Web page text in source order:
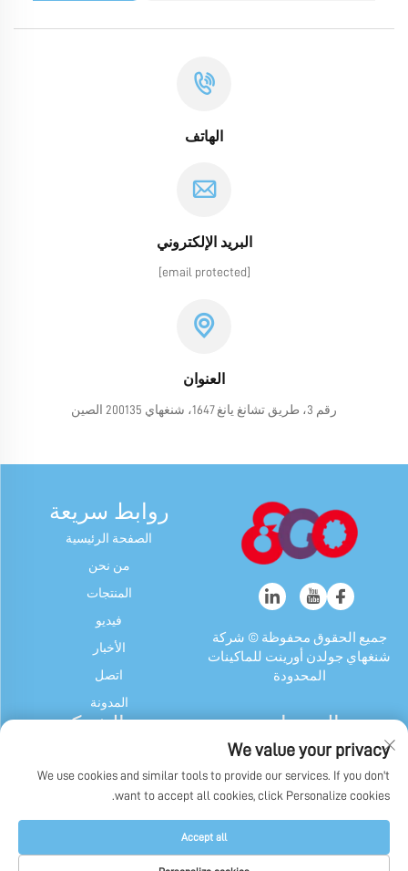
الهاتف
البريد الإلكتروني
[email protected]
العنوان
رقم 3، طريق تشانغ يانغ 1647، شنغهاي 200135 الصين
جميع الحقوق محفوظة © شركة
شنغهاي جولدن أورينت للماكينات
المحدودة
روابط سريعة
الصفحة الرئيسية
من نحن
المنتجات
فيديو
الأخبار
اتصل
المدونة
المنتجات
آلة الحلوى والعلكة
جهاز شوكولاتة
ماكينة تغليف الحلوى والعلكة
آلات أخرى
عن الشركة
تاريخنا
We value your privacy
We use cookies and similar tools to provide our services. If you don't
want to accept all cookies, click Personalize cookies.
Accept all